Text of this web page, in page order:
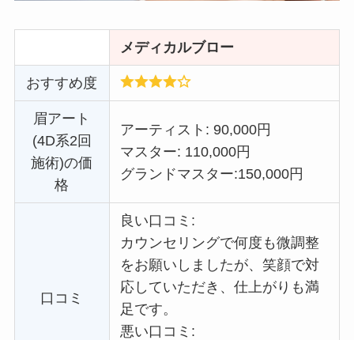
メディカルブロー
おすすめ度
眉アート
(4D系2回
施術)の価
格
アーティスト: 90,000円
マスター: 110,000円
グランドマスター:150,000円
口コミ
良い口コミ:
カウンセリングで何度も微調整
をお願いしましたが、笑顔で対
応していただき、仕上がりも満
足です。
悪い口コミ: